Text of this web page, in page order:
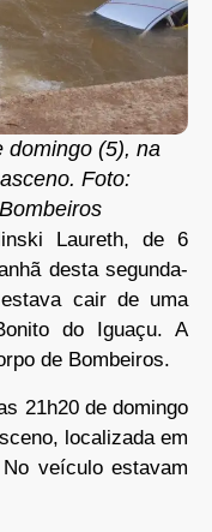
domingo (5), na
Foto:
Laureth, de 6
desta segunda-
cair de uma
do Iguaçu. A
de Bombeiros.
21h20 de domingo
localizada em
veículo estavam